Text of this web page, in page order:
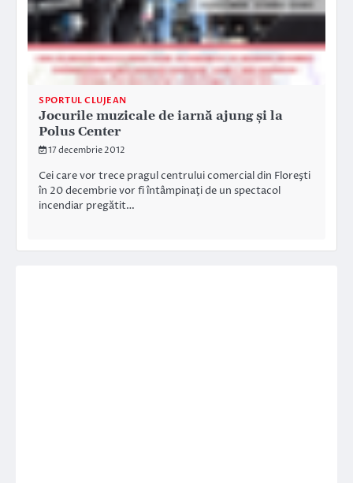
SPORTUL CLUJEAN
Jocurile muzicale de iarnă ajung şi la
Polus Center
17 decembrie 2012
Cei care vor trece pragul centrului comercial din Floreşti
în 20 decembrie vor fi întâmpinaţi de un spectacol
incendiar pregătit…